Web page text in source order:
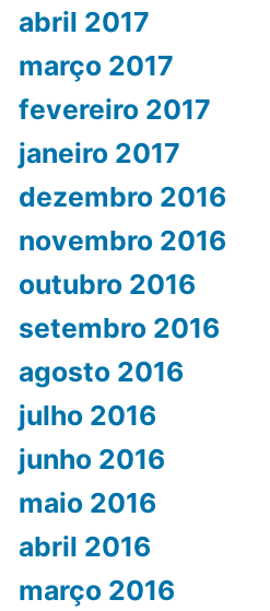
abril 2017
março 2017
fevereiro 2017
janeiro 2017
dezembro 2016
novembro 2016
outubro 2016
setembro 2016
agosto 2016
julho 2016
junho 2016
maio 2016
abril 2016
março 2016